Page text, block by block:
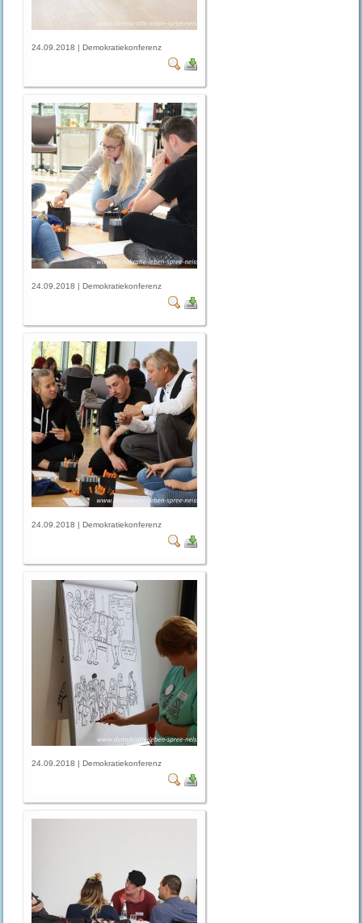
24.09.2018 | Demokratiekonferenz
24.09.2018 | Demokratiekonferenz
24.09.2018 | Demokratiekonferenz
24.09.2018 | Demokratiekonferenz